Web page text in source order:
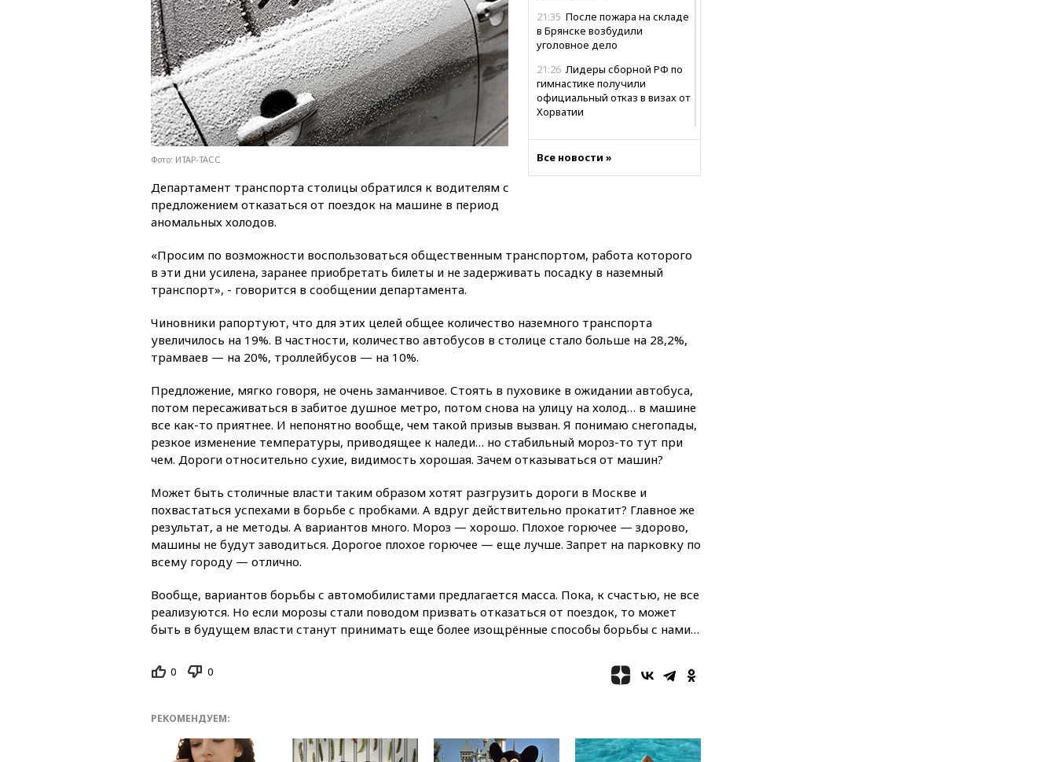
21:35 После пожара на складе
в Брянске возбудили
уголовное дело
21:26 Лидеры сборной РФ по
гимнастике получили
официальный отказ в визах от
Хорватии
21:00На границе Украины с
пройдет в 2026 году
20:45 ПВО за день сбила еще
Велосипедист погиб при
атаке FPV-дрона в
заочно арестовали по делу о
финансировании
экстремизма
Суд США постановил
остановить строительство
20:15
Сенат США одобрил
ужесточение санкций против
России и Ирана
России
ISU предоставил
нейтральный статус
19:19
Россиянка погибла во
Французских Альпах
Все новости »
Фото: ИТАР-ТАСС
Департамент транспорта столицы обратился к водителям с
предложением отказаться от поездок на машине в период
аномальных холодов.
«Просим по возможности воспользоваться общественным транспортом, работа которого
в эти дни усилена, заранее приобретать билеты и не задерживать посадку в наземный
транспорт», - говорится в сообщении департамента.
Чиновники рапортуют, что для этих целей общее количество наземного транспорта
увеличилось на 19%. В частности, количество автобусов в столице стало больше на 28,2%,
трамваев — на 20%, троллейбусов — на 10%.
Предложение, мягко говоря, не очень заманчивое. Стоять в пуховике в ожидании автобуса,
потом пересаживаться в забитое душное метро, потом снова на улицу на холод… в машине
все как-то приятнее. И непонятно вообще, чем такой призыв вызван. Я понимаю снегопады,
резкое изменение температуры, приводящее к наледи… но стабильный мороз-то тут при
чем. Дороги относительно сухие, видимость хорошая. Зачем отказываться от машин?
Может быть столичные власти таким образом хотят разгрузить дороги в Москве и
похвастаться успехами в борьбе с пробками. А вдруг действительно прокатит? Главное же
результат, а не методы. А вариантов много. Мороз — хорошо. Плохое горючее — здорово,
машины не будут заводиться. Дорогое плохое горючее — еще лучше. Запрет на парковку по
всему городу — отлично.
Вообще, вариантов борьбы с автомобилистами предлагается масса. Пока, к счастью, не все
реализуются. Но если морозы стали поводом призвать отказаться от поездок, то может
быть в будущем власти станут принимать еще более изощрённые способы борьбы с нами…
0 0
РЕКОМЕНДУЕМ: